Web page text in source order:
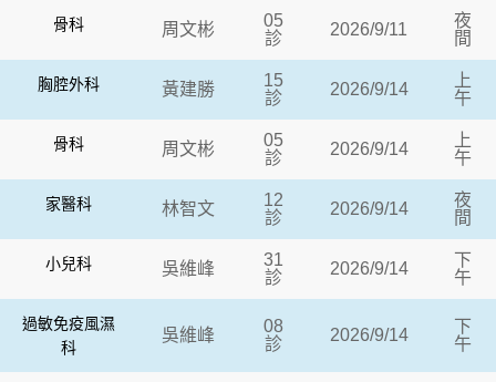
骨科 周文彬
05
診
2026/9/11
夜
間
胸腔外科 黃建勝
15
診
2026/9/14
上
午
骨科 周文彬
05
診
2026/9/14
上
午
家醫科 林智文
12
診
2026/9/14
夜
間
小兒科 吳維峰
31
診
2026/9/14
下
午
過敏免疫風濕
科
吳維峰
08
診
2026/9/14
下
午